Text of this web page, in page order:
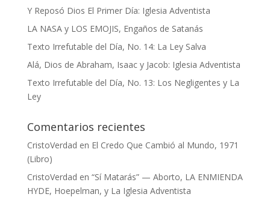
Y Reposó Dios El Primer Día: Iglesia Adventista
LA NASA y LOS EMOJIS, Engaños de Satanás
Texto Irrefutable del Día, No. 14: La Ley Salva
Alá, Dios de Abraham, Isaac y Jacob: Iglesia Adventista
Texto Irrefutable del Día, No. 13: Los Negligentes y La
Ley
Comentarios recientes
CristoVerdad en El Credo Que Cambió al Mundo, 1971
(Libro)
CristoVerdad en “Sí Matarás” — Aborto, LA ENMIENDA
HYDE, Hoepelman, y La Iglesia Adventista